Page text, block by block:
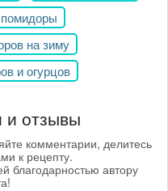
на зиму
и огурцов
и отзывы
комментарии, делитесь
к рецепту.
благодарностью автору